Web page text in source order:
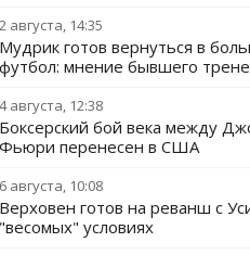
2 августа, 14:35
Мудрик готов вернуться в
футбол: мнение бывшего
4 августа, 12:38
Боксерский бой века между
Фьюри перенесен в США
6 августа, 10:08
Верховен готов на реванш с
"весомых" условиях